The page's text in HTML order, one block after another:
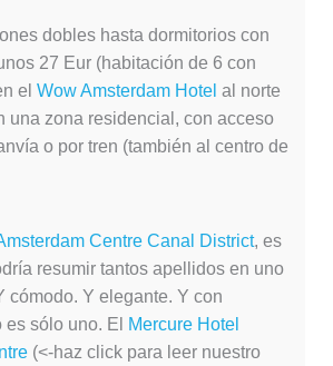
dobles hasta dormitorios con
27 Eur (habitación de 6 con
el Wow Amsterdam Hotel al norte
una zona residencial, con acceso
o por tren (también al centro de
Centre Canal District, es
resumir tantos apellidos en uno
cómodo. Y elegante. Y con
sólo uno. El
Mercure Hotel
(<-haz click para leer nuestro